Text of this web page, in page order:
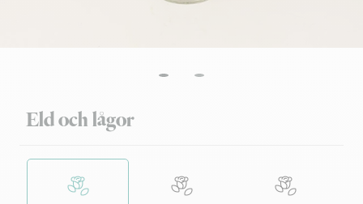
Eld och lågor